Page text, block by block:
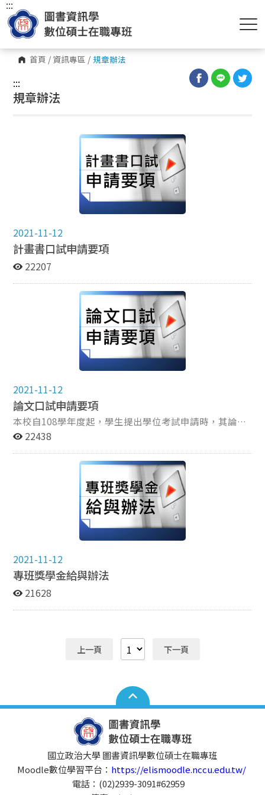
首頁 / 資訊專區 / 規章辦法
:::
:::
規章辦法
2021-11-12
計畫書口試申請要項
22207
2021-11-12
論文口試申請要項
本校自108學年度起，學生提出學位考試申請時，其論文
需經校內論文抄襲比對系統比對。 本所學生提出學位考試
對結果相似度以不超過20%為宜。 本校自110學年度第1
學期起，開放使用線上學位考試申請系統。請碩博班學生
在完成線上資料填報後，列印申請表單送交學系所辦公室
進行學位考試申請作業。現有之紙本申請作業，將併行辦
理一學期。自110學年度第2學期起，全面實施學位考試
統/學生資訊系統/學術服務/學位考試申請系統/進行個人
室進行學位考試申請作業。 <論文裝訂封面> 色調精裝本
採用墨綠色，平裝本採用鵝黃色。
22438
2021-11-12
專班獎學金給與辦法
21628
上一頁 下一頁
國立政治大學 圖書資訊學數位碩士在職專班
Moodle數位學習平台： https://elismoodle.nccu.edu.tw/
電話：(02)2939-3091#62959